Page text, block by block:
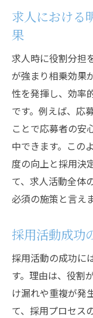
求人における
果
求人時に役割分担
が強まり相乗効果
性を発揮し、効率
です。例えば、応
ことで応募者の安
中できます。この
度の向上と採用決
て、求人活動全体
必須の施策と言えま
採用活動成功
採用活動の成功に
す。理由は、役割
け漏れや重複が発
て、採用プロセス